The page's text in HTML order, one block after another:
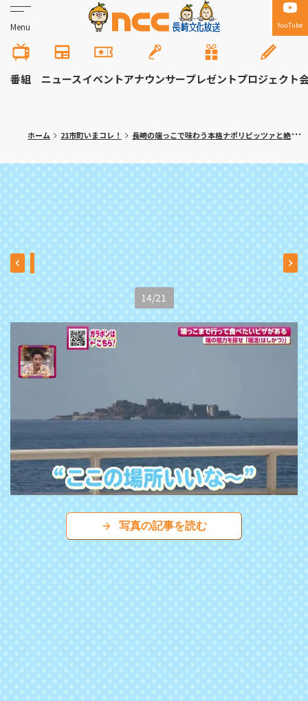
Menu YouTube
番組 ニュースイベントアナウンサープレゼントプロジェクト
ホーム 21市町いまコレ！ 長崎の端っこで味わう本格ナポリピッツァと絶景 長崎市「Bremari（ブレマリー）」
14/21
写真の記事を読む